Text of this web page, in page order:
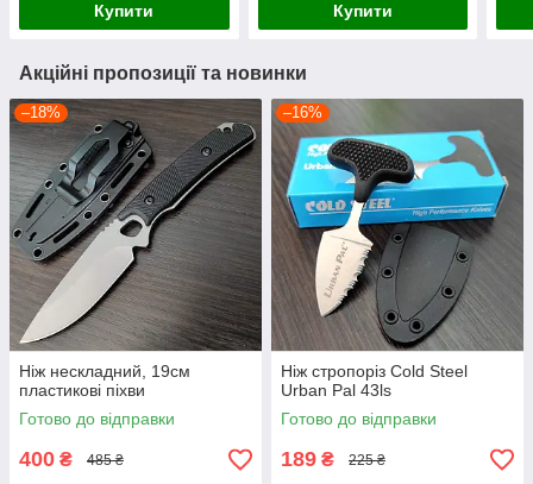
Купити Купити
Акційні пропозиції та новинки
–18%
Ніж нескладний, 19см
пластикові піхви
Готово до відправки
400 ₴ 485 ₴
–16%
Ніж стропоріз Cold Steel
Urban Pal 43ls
Готово до відправки
189 ₴ 225 ₴